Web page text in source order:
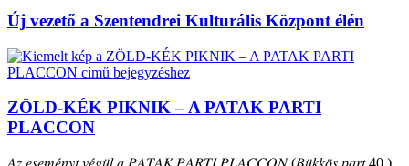
Új vezető a Szentendrei Kulturális Központ élén
ZÖLD-KÉK PIKNIK – A PATAK PARTI
PLACCON
𝐴𝑧 𝑒𝑠𝑒𝑚𝑒́𝑛𝑦𝑡 𝑣𝑒́𝑔𝑢̈𝑙 𝑎 𝑃𝐴𝑇𝐴𝐾 𝑃𝐴𝑅𝑇𝐼 𝑃𝐿𝐴𝐶𝐶𝑂𝑁 (𝐵𝑢̈𝑘𝑘𝑜̈𝑠 𝑝𝑎𝑟𝑡 40.)